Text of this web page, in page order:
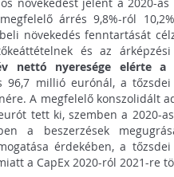
árrés 9,8%-ról
növekedés fenntartását
és az
nettó nyeresége elérte a
96,7 millió eurónál, a
A megfelelő konszolidált
tett ki, szemben a 2020-
a beszerzések
érdekében, a
a CapEx 2020-ról 2021-re